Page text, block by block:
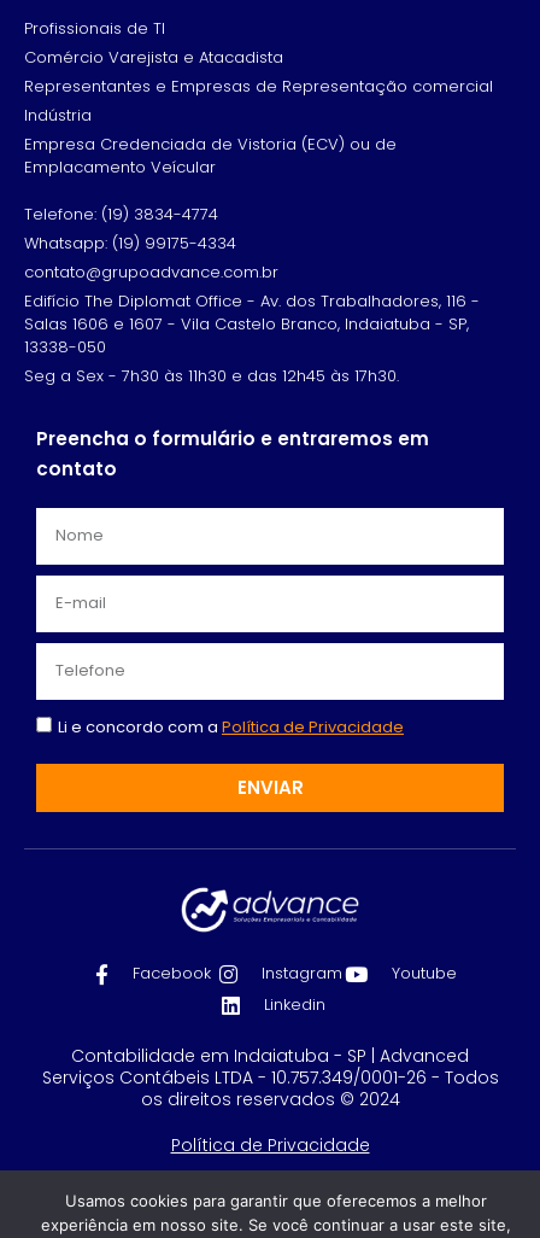
Profissionais de TI
Comércio Varejista e Atacadista
Representantes e Empresas de Representação comercial
Indústria
Empresa Credenciada de Vistoria (ECV) ou de
Emplacamento Veícular
Telefone: (19) 3834-4774
Whatsapp: (19) 99175-4334
contato@grupoadvance.com.br
Edifício The Diplomat Office - Av. dos Trabalhadores, 116 -
Salas 1606 e 1607 - Vila Castelo Branco, Indaiatuba - SP,
13338-050
Seg a Sex - 7h30 às 11h30 e das 12h45 às 17h30.
Preencha o formulário e entraremos em
contato
Li e concordo com a Política de Privacidade
ENVIAR
Facebook Instagram
Youtube
Linkedin
Contabilidade em Indaiatuba - SP | Advanced
Serviços Contábeis LTDA - 10.757.349/0001-26 - Todos
os direitos reservados © 2024
Política de Privacidade
Feito com
por GRUPO DPG
Usamos cookies para garantir que oferecemos a melhor
experiência em nosso site. Se você continuar a usar este site,